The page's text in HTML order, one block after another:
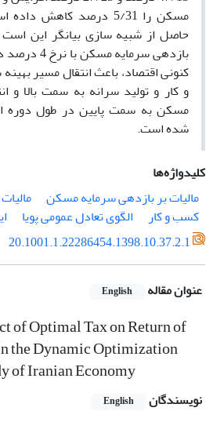
مسکن را 5/31 درصد کاهش
حاصل از شبیه سازی بیانگر این است
بازدهی
کنونی اقتصاد، باعث انتقال مسیر
و کار و تولید سرانه به سمت بالا و
مسکن به سمت پایین در طول دوره
شده است.
کلیدواژه‌ها
مالیات بر بازدهی سرمایه مسکن
کسب و کار
الگوی تعادل عمومی پویا
20.1001.1.22286454.1398.10.37.2.1
عنوان مقاله English
of Optimal Tax on Return of
the Dynamic Optimization
of Iranian Economy
نویسندگان English